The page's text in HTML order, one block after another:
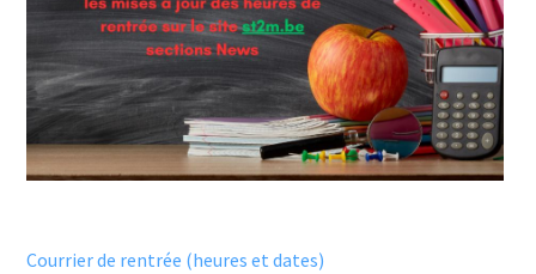
Courrier de rentrée (heures et dates)